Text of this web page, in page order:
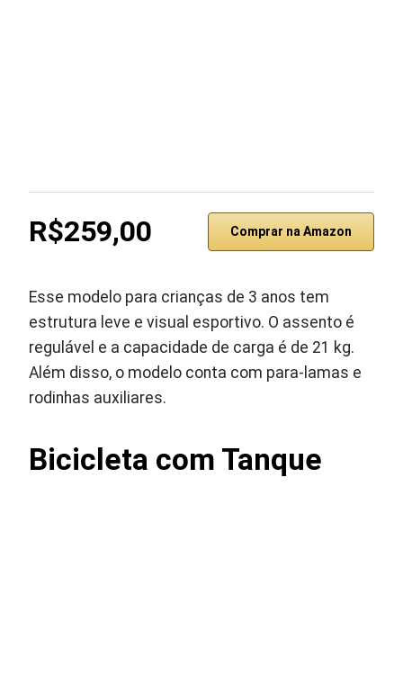
R$259,00 Comprar na Amazon
Esse modelo para crianças de 3 anos tem
estrutura leve e visual esportivo. O assento é
regulável e a capacidade de carga é de 21 kg.
Além disso, o modelo conta com para-lamas e
rodinhas auxiliares.
Bicicleta com Tanque